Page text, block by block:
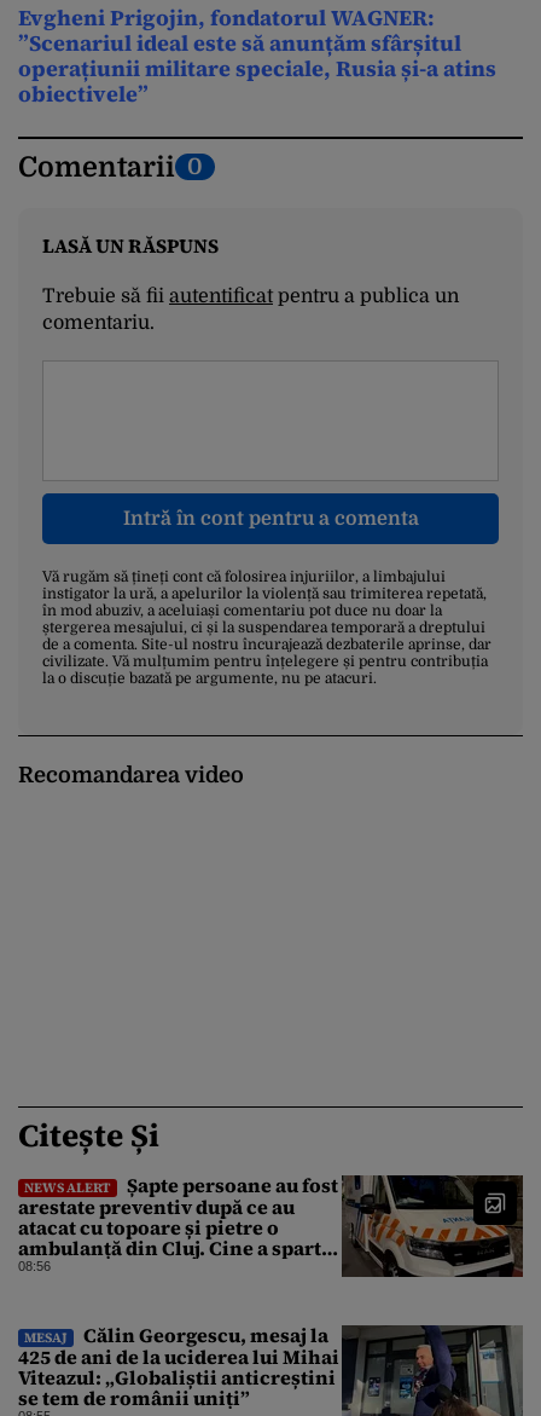
Evgheni Prigojin, fondatorul WAGNER:
”Scenariul ideal este să anunțăm sfârșitul
operațiunii militare speciale, Rusia și-a atins
obiectivele”
Comentarii 0
LASĂ UN RĂSPUNS
Trebuie să fii autentificatpentru a publica un
comentariu.
Intră în cont pentru a comenta
Vă rugăm să țineți cont că folosirea injuriilor, a limbajului
instigator la ură, a apelurilor la violență sau trimiterea repetată,
în mod abuziv, a aceluiași comentariu pot duce nu doar la
ștergerea mesajului, ci și la suspendarea temporară a dreptului
de a comenta. Site-ul nostru încurajează dezbaterile aprinse, dar
civilizate. Vă mulțumim pentru înțelegere și pentru contribuția
la o discuție bazată pe argumente, nu pe atacuri.
Recomandarea video
Citește Și
NEWS ALERT
Șapte persoane au fost
arestate preventiv după ce au
atacat cu topoare și pietre o
ambulanță din Cluj. Cine a spart
parbrizul și l-a rănit pe șofer
08:56
MESAJ
Călin Georgescu, mesaj la
425 de ani de la uciderea lui Mihai
Viteazul: „Globaliștii anticreștini
se tem de românii uniți”